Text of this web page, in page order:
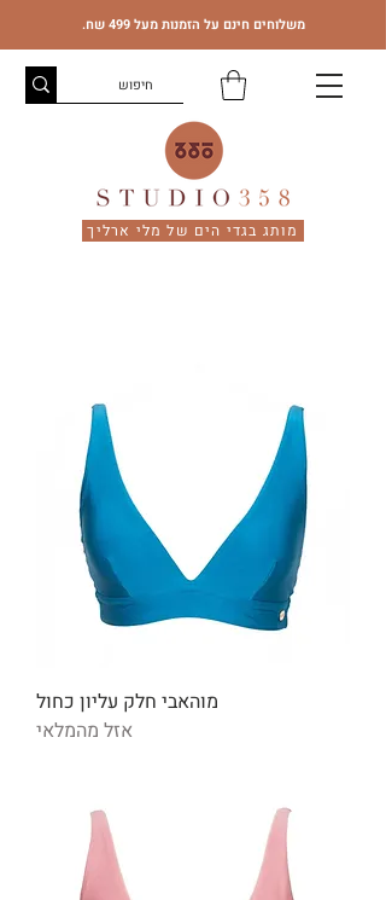
משלוחים חינם על הזמנות מעל 499 שח.
מותג בגדי הים של מלי ארליך
מוהאבי חלק עליון כחול
אזל מהמלאי